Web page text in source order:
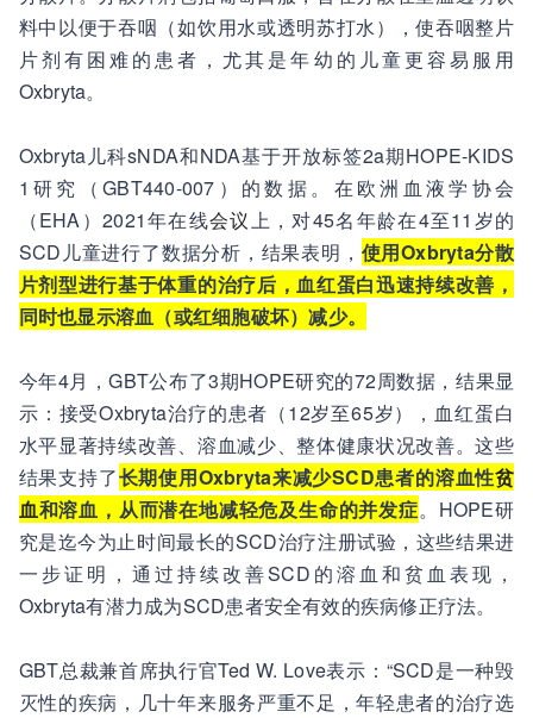
料中以便于吞咽（如饮用水或透明苏打水），使吞咽整片
片剂有困难的患者，尤其是年幼的儿童更容易服用
Oxbryta。
Oxbryta儿科sNDA和NDA基于开放标签2a期HOPE-KIDS
1研究（GBT440-007）的数据。在欧洲血液学协会
（EHA）2021年在线会议上，对45名年龄在4至11岁的
SCD儿童进行了数据分析，结果表明， 使用Oxbryta分散
片剂型进行基于体重的治疗后，血红蛋白迅速持续改善，
同时也显示溶血（或红细胞破坏）减少。
今年4月，GBT公布了3期HOPE研究的72周数据，结果显
示：接受Oxbryta治疗的患者（12岁至65岁），血红蛋白
水平显著持续改善、溶血减少、整体健康状况改善。这些
结果支持了长期使用Oxbryta来减少SCD患者的溶血性贫
血和溶血，从而潜在地减轻危及生命的并发症。HOPE研
究是迄今为止时间最长的SCD治疗注册试验，这些结果进
一步证明，通过持续改善SCD的溶血和贫血表现，
Oxbryta有潜力成为SCD患者安全有效的疾病修正疗法。
GBT总裁兼首席执行官Ted W. Love表示：“SCD是一种毁
灭性的疾病，几十年来服务严重不足，年轻患者的治疗选